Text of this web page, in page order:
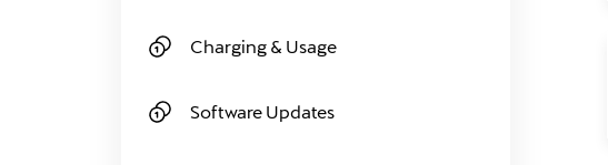
Charging & Usage
Software Updates